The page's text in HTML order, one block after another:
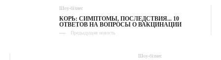
Шоу-бізнес
КОРЬ: СИМПТОМЫ, ПОСЛЕДСТВИЯ... 10
ОТВЕТОВ НА ВОПРОСЫ О ВАКЦИНАЦИИ
Предыдущая новость
Шоу-бізнес